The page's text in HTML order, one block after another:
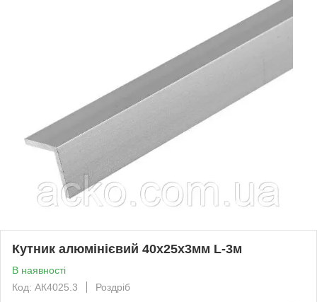
Кутник алюмінієвий 40х25х3мм L-3м
В наявності
Код: АК4025.3
Роздріб